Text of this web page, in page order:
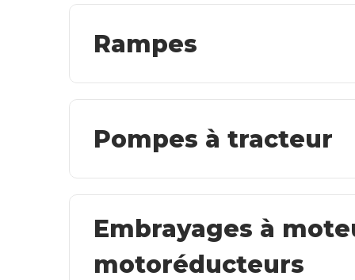
Rampes
Pompes à tracteur
Embrayages à
motoréducteurs